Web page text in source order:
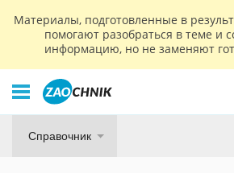
Материалы, подготовленные в
помогают разобраться в теме и
информацию, но не заменяют
Справочник